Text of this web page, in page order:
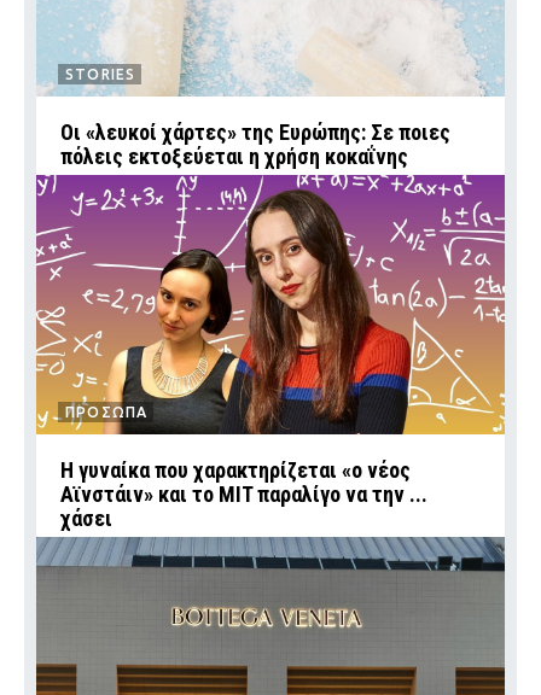
STORIES
Οι «λευκοί χάρτες» της Ευρώπης: Σε ποιες
πόλεις εκτοξεύεται η χρήση κοκαΐνης
ΠΡΟΣΩΠΑ
Η γυναίκα που χαρακτηρίζεται «ο νέος
Αϊνστάιν» και το MIT παραλίγο να την ...
χάσει